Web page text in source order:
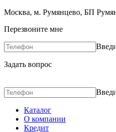
Москва, м. Румянцево, БП
Перезвоните мне
Задать вопрос
Каталог
О компании
Кредит